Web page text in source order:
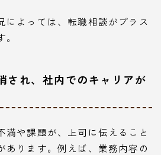
によっては、転職相談がプラス
され、社内でのキャリアが
満や課題が、上司に伝えること
あります。例えば、業務内容の